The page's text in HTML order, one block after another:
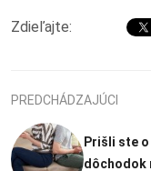
Zdieľajte:
PREDCHÁDZAJÚCI
Prišli ste
dôchodok